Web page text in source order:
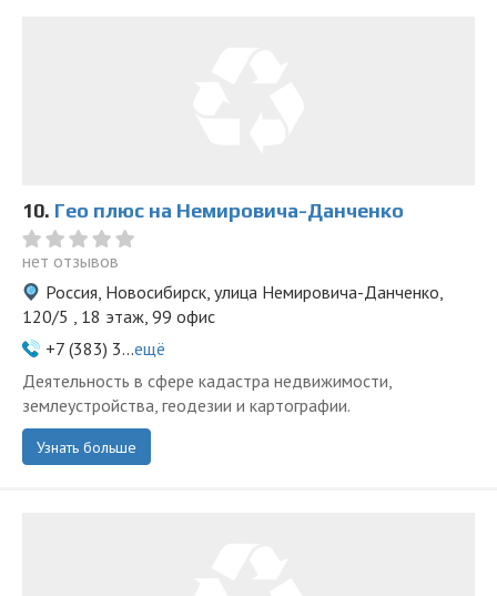
10. Гео плюс на Немировича-Данченко
нет отзывов
Россия, Новосибирск, улица Немировича-Данченко,
120/5 , 18 этаж, 99 офис
+7 (383) 3...ещё
Деятельность в сфере кадастра недвижимости,
землеустройства, геодезии и картографии.
Узнать больше